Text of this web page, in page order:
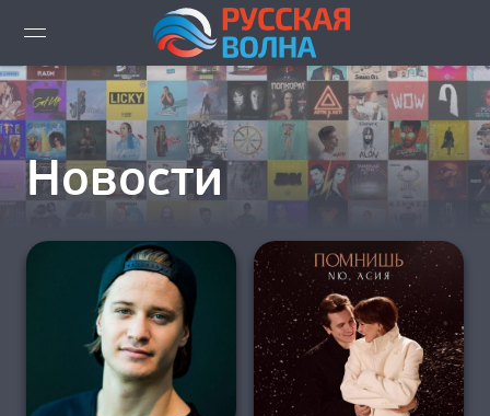
ВИДЕО LIVE
НОВОСТИ
НОВИНКИ ЭФИРА
ПЛЕЙЛИСТ
СКАЧАТЬ ЭФИР
КАК СЛУШАТЬ!?
Новости